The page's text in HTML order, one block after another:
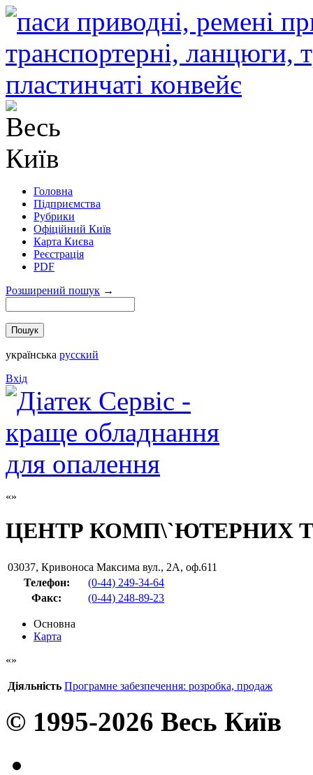
Головна
Підприємства
Рубрики
Офіційний Київ
Карта Києва
Реєстрація
PDF
Розширений пошук →
українська русский
Вхід
ЦЕНТР КОМП\`ЮТЕРНИХ
03037, Кривоноса Максима вул., 2А, оф.611
Телефон:
(0-44) 249-34-64
Факс: (0-44) 248-89-23
Основна
Карта
Діяльність Програмне забезпечення: розробка, продаж
© 1995-2026 Весь Київ